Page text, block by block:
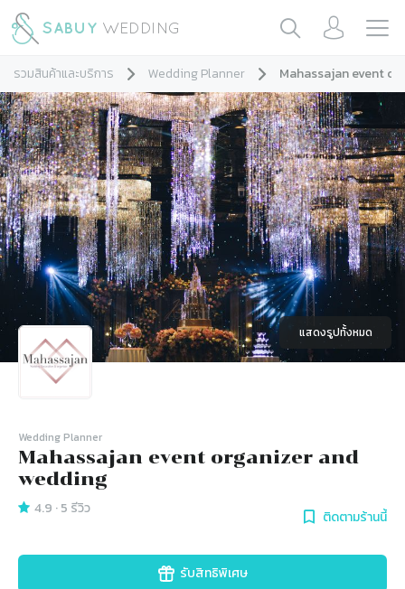
รวมสินค้าและบริการ Wedding Planner Mahassajan event
แสดงรูปทั้งหมด
Wedding Planner
Mahassajan event organizer and
wedding
4.9 ·5 รีวิว ติดตามร้านนี้
รับสิทธิพิเศษ